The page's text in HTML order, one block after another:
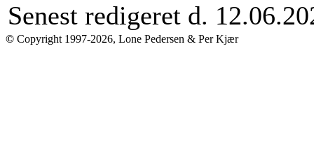
Senest redigeret d.
© Copyright 1997-2026, Lone Pedersen & Per Kjær